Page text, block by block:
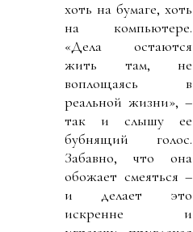
хоть на бумаге, хоть
на компьютере.
«Дела остаются
жить там, не
воплощаясь в
реальной жизни», –
так и слышу ее
бубнящий голос.
Забавно, что она
обожает смеяться –
и делает это
искренне и